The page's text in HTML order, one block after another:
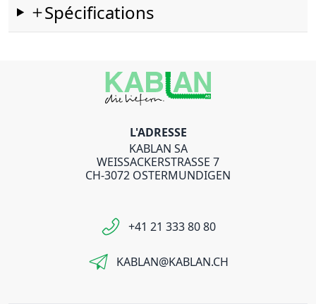
Spécifications
L'ADRESSE
KABLAN SA
WEISSACKERSTRASSE 7
CH-3072 OSTERMUNDIGEN
+41 21 333 80 80
KABLAN@KABLAN.CH